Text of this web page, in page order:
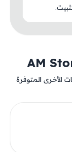
الأخرى المتوفرة